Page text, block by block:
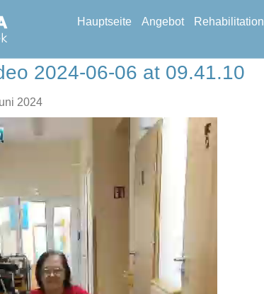
Hauptseite Angebot Rehabilitation
2024-06-06 at 09.41.10
2024